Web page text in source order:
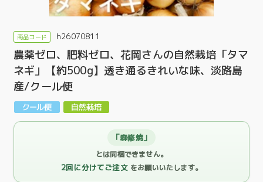
h26070811
農薬ゼロ、肥料ゼロ、花岡さんの自然栽培「タマ
ネギ」【約500g】透き通るきれいな味、淡路島
産/クール便
「森修焼」
とは同梱できません。
2回に分けてご注文 をお願いいたします。